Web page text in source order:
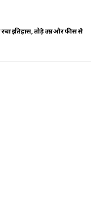
इतिहास, तोड़े उम्र और फीस से